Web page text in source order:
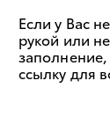
Если у Вас
рукой или
ссылку для